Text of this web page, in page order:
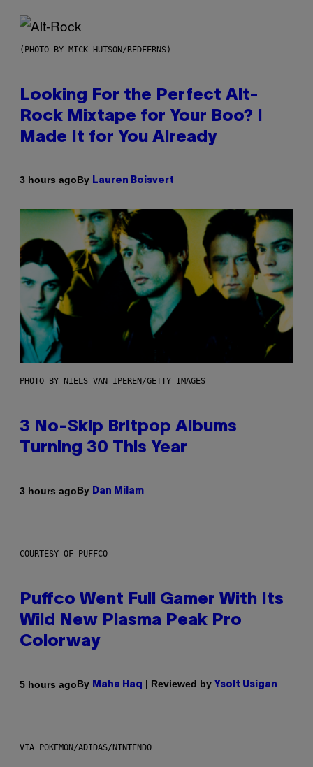
(PHOTO BY MICK HUTSON/REDFERNS)
Looking For the Perfect Alt-
Rock Mixtape for Your Boo? I
Made It for You Already
3 hours agoBy Lauren Boisvert
PHOTO BY NIELS VAN IPEREN/GETTY IMAGES
3 No-Skip Britpop Albums
Turning 30 This Year
3 hours agoBy Dan Milam
COURTESY OF PUFFCO
Puffco Went Full Gamer With Its
Wild New Plasma Peak Pro
Colorway
5 hours agoBy Maha Haq | Reviewed by Ysolt Usigan
VIA POKEMON/ADIDAS/NINTENDO